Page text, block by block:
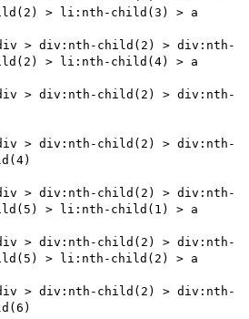
> li:nth-child(3) > a
> div:nth-child(2) > div:nth-
> li:nth-child(4) > a
> div:nth-child(2) > div:nth-
> div:nth-child(2) > div:nth-
> div:nth-child(2) > div:nth-
> li:nth-child(1) > a
> div:nth-child(2) > div:nth-
> li:nth-child(2) > a
> div:nth-child(2) > div:nth-